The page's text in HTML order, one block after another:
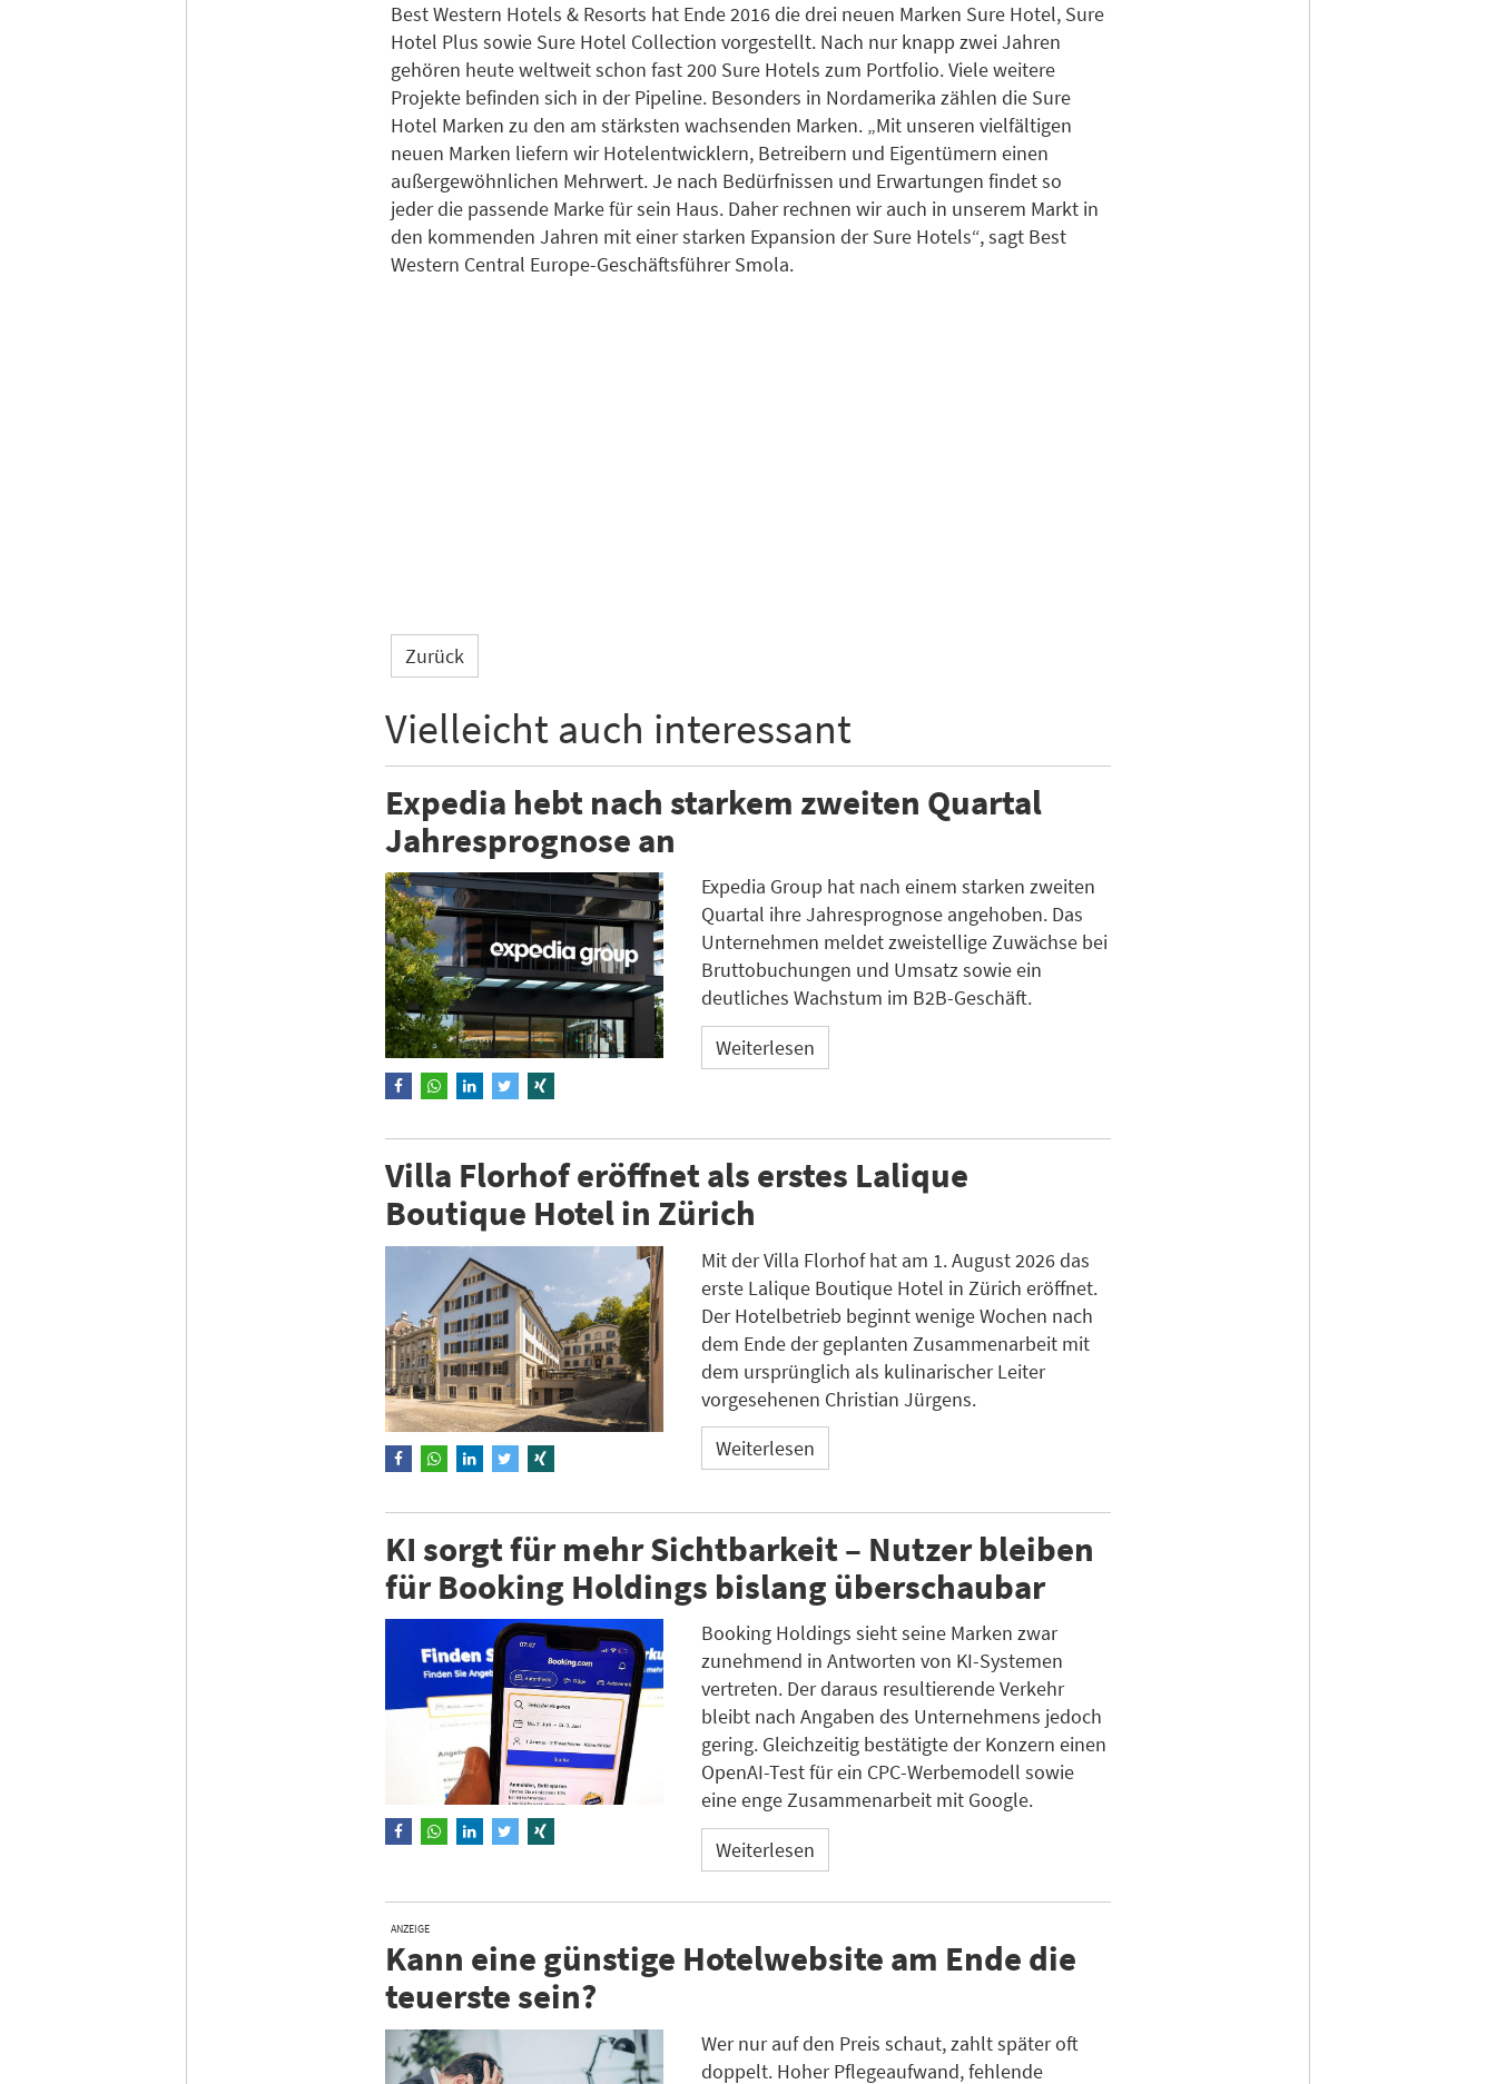
Best Western Hotels & Resorts hat Ende 2016 die drei neuen Marken Sure Hotel, Sure
Hotel Plus sowie Sure Hotel Collection vorgestellt. Nach nur knapp zwei Jahren
gehören heute weltweit schon fast 200 Sure Hotels zum Portfolio. Viele weitere
Projekte befinden sich in der Pipeline. Besonders in Nordamerika zählen die Sure
Hotel Marken zu den am stärksten wachsenden Marken. „Mit unseren vielfältigen
neuen Marken liefern wir Hotelentwicklern, Betreibern und Eigentümern einen
außergewöhnlichen Mehrwert. Je nach Bedürfnissen und Erwartungen findet so
jeder die passende Marke für sein Haus. Daher rechnen wir auch in unserem Markt in
den kommenden Jahren mit einer starken Expansion der Sure Hotels“, sagt Best
Western Central Europe-Geschäftsführer Smola.
Zurück
Vielleicht auch interessant
Expedia hebt nach starkem zweiten Quartal
Jahresprognose an
Expedia Group hat nach einem starken zweiten
Quartal ihre Jahresprognose angehoben. Das
Unternehmen meldet zweistellige Zuwächse bei
Bruttobuchungen und Umsatz sowie ein
deutliches Wachstum im B2B-Geschäft.
Weiterlesen
Villa Florhof eröffnet als erstes Lalique
Boutique Hotel in Zürich
Mit der Villa Florhof hat am 1. August 2026 das
erste Lalique Boutique Hotel in Zürich eröffnet.
Der Hotelbetrieb beginnt wenige Wochen nach
dem Ende der geplanten Zusammenarbeit mit
dem ursprünglich als kulinarischer Leiter
vorgesehenen Christian Jürgens.
Weiterlesen
KI sorgt für mehr Sichtbarkeit – Nutzer bleiben
für Booking Holdings bislang überschaubar
Booking Holdings sieht seine Marken zwar
zunehmend in Antworten von KI-Systemen
vertreten. Der daraus resultierende Verkehr
bleibt nach Angaben des Unternehmens jedoch
gering. Gleichzeitig bestätigte der Konzern einen
OpenAI-Test für ein CPC-Werbemodell sowie
eine enge Zusammenarbeit mit Google.
Weiterlesen
ANZEIGE
Kann eine günstige Hotelwebsite am Ende die
teuerste sein?
Wer nur auf den Preis schaut, zahlt später oft
doppelt. Hoher Pflegeaufwand, fehlende